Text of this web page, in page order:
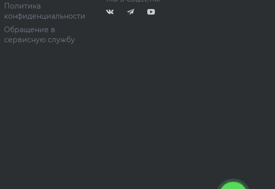
Политика
конфиденциальности
Обращение в
сервисную службу